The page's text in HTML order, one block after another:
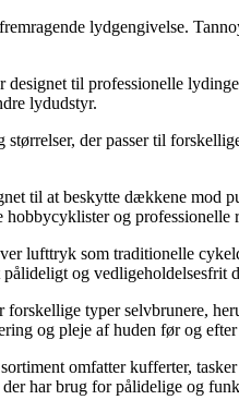
lydgengivelse.
til professionelle
lydudstyr.
der passer til
til at beskytte dækkene mod
og professionelle
lufttryk som traditionelle
og vedligeholdelsesfrit
typer selvbrunere,
og pleje af huden før og
omfatter kufferter,
har brug for pålidelige og